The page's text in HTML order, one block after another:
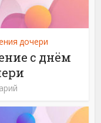
дочери
с днём